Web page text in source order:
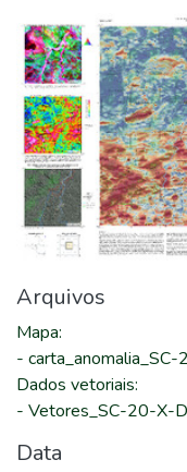
Arquivos
Mapa:
-
Dados vetoriais:
- Vetores_SC-20-X-
Data